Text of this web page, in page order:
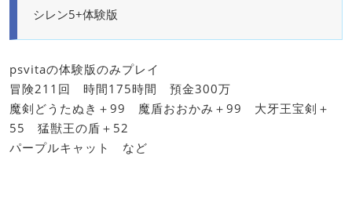
シレン5+体験版
psvitaの体験版のみプレイ
冒険211回 時間175時間 預金300万
魔剣どうたぬき＋99 魔盾おおかみ＋99 大牙王宝剣＋
55 猛獣王の盾＋52
パープルキャット など